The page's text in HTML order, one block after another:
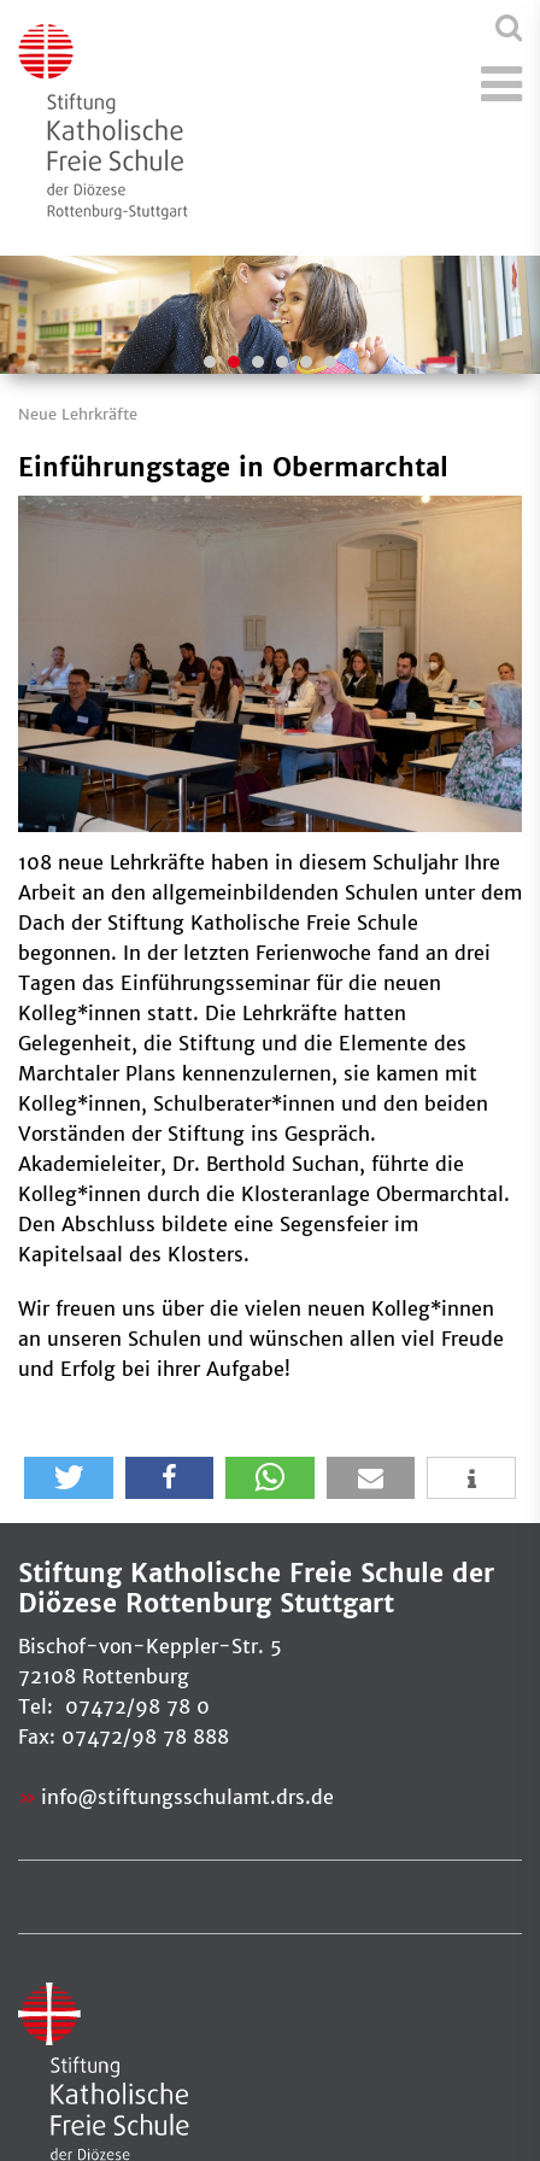
Neue Lehrkräfte
Einführungstage in Obermarchtal
108 neue Lehrkräfte haben in diesem Schuljahr Ihre
Arbeit an den allgemeinbildenden Schulen unter dem
Dach der Stiftung Katholische Freie Schule
begonnen. In der letzten Ferienwoche fand an drei
Tagen das Einführungsseminar für die neuen
Kolleg*innen statt. Die Lehrkräfte hatten
Gelegenheit, die Stiftung und die Elemente des
Marchtaler Plans kennenzulernen, sie kamen mit
Kolleg*innen, Schulberater*innen und den beiden
Vorständen der Stiftung ins Gespräch.
Akademieleiter, Dr. Berthold Suchan, führte die
Kolleg*innen durch die Klosteranlage Obermarchtal.
Den Abschluss bildete eine Segensfeier im
Kapitelsaal des Klosters.
Wir freuen uns über die vielen neuen Kolleg*innen
an unseren Schulen und wünschen allen viel Freude
und Erfolg bei ihrer Aufgabe!
Stiftung Katholische Freie Schule der
Diözese Rottenburg Stuttgart
Bischof-von-Keppler-Str. 5
72108 Rottenburg
Tel: 07472/98 78 0
Fax: 07472/98 78 888
info@stiftungsschulamt.drs.de